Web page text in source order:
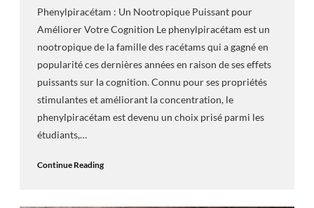
Phenylpiracétam : Un Nootropique Puissant pour
Améliorer Votre Cognition Le phenylpiracétam est un
nootropique de la famille des racétams qui a gagné en
popularité ces dernières années en raison de ses effets
puissants sur la cognition. Connu pour ses propriétés
stimulantes et améliorant la concentration, le
phenylpiracétam est devenu un choix prisé parmi les
étudiants,…
Continue Reading